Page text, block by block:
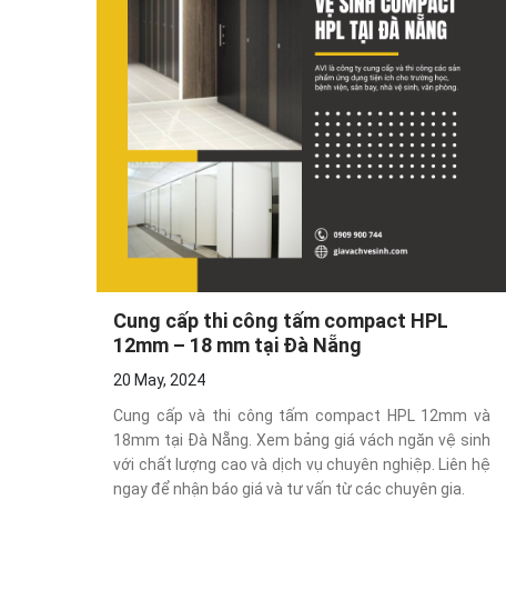
Cung cấp thi công tấm compact HPL
12mm – 18 mm tại Đà Nẵng
20 May, 2024
Cung cấp và thi công tấm compact HPL 12mm và
18mm tại Đà Nẵng. Xem bảng giá vách ngăn vệ sinh
với chất lượng cao và dịch vụ chuyên nghiệp. Liên hệ
ngay để nhận báo giá và tư vấn từ các chuyên gia.